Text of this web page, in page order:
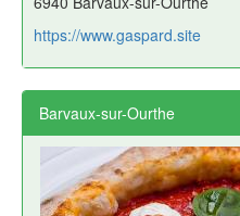
https://www.gaspard.site
Barvaux-sur-Ourthe